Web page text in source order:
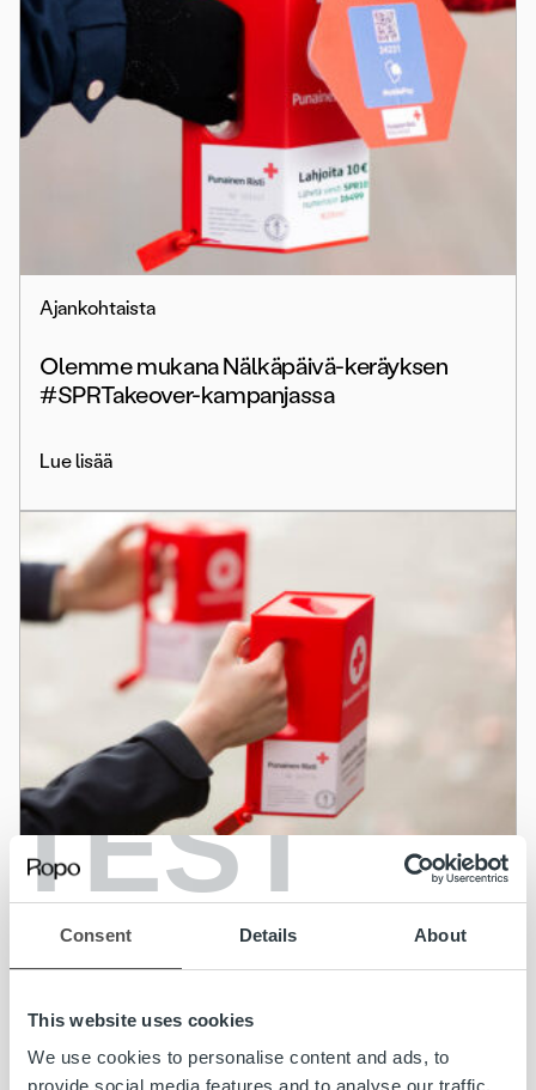
TEST
Consent Details About
This website uses cookies
We use cookies to personalise content and ads, to
provide social media features and to analyse our traffic.
Ajankohtaista
Olemme mukana Nälkäpäivä-keräyksen
#SPRTakeover-kampanjassa
Lue lisää
Uncategorized
Olemme mukana Nälkäpäivä-keräyksen
#SPRTakeover-kampanjassa
Lue lisää